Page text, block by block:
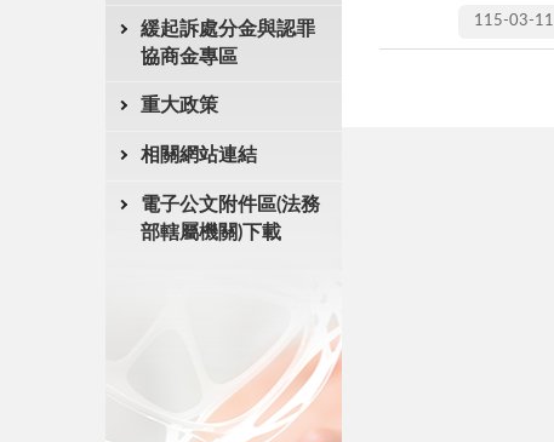
緩起訴處分金與認罪
協商金專區
重大政策
相關網站連結
電子公文附件區(法務
部轄屬機關)下載
115-03-11